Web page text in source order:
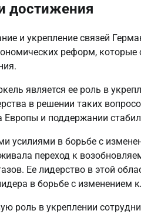
достижения
и укрепление связей
реформ,
является ее роль в
в решении таких
и поддержании
усилиями в борьбе с
переход к
Ее лидерство в этой
в борьбе с изменением
роль в укреплении